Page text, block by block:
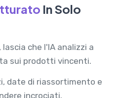
In Solo
che l'IA analizzi a
sui prodotti vincenti.
date di riassortimento e
incrociati.